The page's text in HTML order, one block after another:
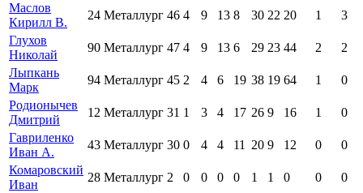
Маслов
Кирилл В.
24 Металлург 46 4 9 13 8 30 22 20 1
3
Глухов
Николай
90 Металлург 47 4 9 13 6 29 23 44 2
2
Лыпкань
Марк
94 Металлург 45 2 4 6 19 38 19 64 1
0
Родионычев
Дмитрий
12 Металлург 31 1 3 4 17 26 9 16 1
0
Гавриленко
Иван А.
43 Металлург 30 0 4 4 11 20 9 12 0
0
Комаровский
Иван
28 Металлург 2 0 0 0 0 1 1 0 0
0